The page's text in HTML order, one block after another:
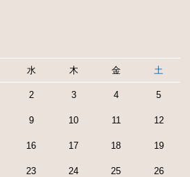
水 木 金 土
2 3 4 5
9 10 11 12
16 17 18 19
23 24 25 26